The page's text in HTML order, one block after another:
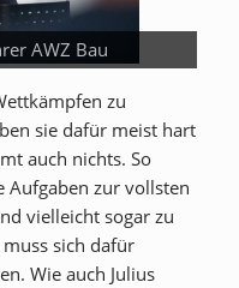
AWZ Bau
zu
sie dafür meist hart
auch nichts. So
Aufgaben zur vollsten
vielleicht sogar zu
sich dafür
Wie auch Julius